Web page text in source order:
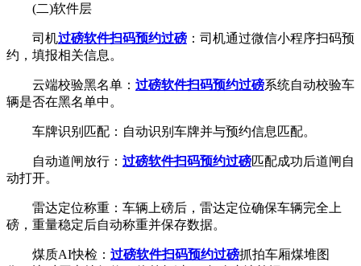
(二)软件层
司机过磅软件扫码预约过磅 ：司机通过微信小程序扫码预
约，填报相关信息。
云端校验黑名单： 过磅软件扫码预约过磅系统自动校验车
辆是否在黑名单中。
车牌识别匹配：自动识别车牌并与预约信息匹配。
自动道闸放行： 过磅软件扫码预约过磅匹配成功后道闸自
动打开。
雷达定位称重：车辆上磅后，雷达定位确保车辆完全上
磅，重量稳定后自动称重并保存数据。
煤质AI快检： 过磅软件扫码预约过磅抓拍车厢煤堆图